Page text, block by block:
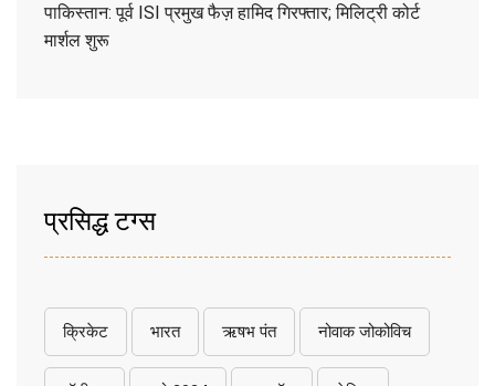
पाकिस्तान: पूर्व ISI प्रमुख फैज़ हामिद गिरफ्तार; मिलिट्री कोर्ट
मार्शल शुरू
प्रसिद्ध टग्स
क्रिकेट भारत ऋषभ पंत नोवाक जोकोविच